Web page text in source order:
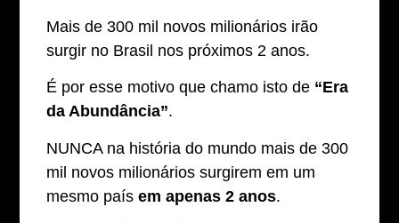
Mais de 300 mil novos milionários irão
surgir no Brasil nos próximos 2 anos.
É por esse motivo que chamo isto de “Era
da Abundância”.
NUNCA na história do mundo mais de 300
mil novos milionários surgirem em um
mesmo paísem apenas 2 anos.